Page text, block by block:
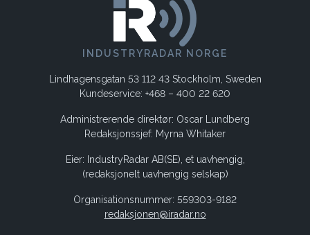
INDUSTRYRADAR NORGE
Lindhagensgatan 53 112 43 Stockholm, Sweden
Kundeservice: +468 – 400 22 620
Administrerende direktør: Oscar Lundberg
Redaksjonssjef: Myrna Whitaker
Eier: IndustryRadar AB(SE), et uavhengig,
(redaksjonelt uavhengig selskap)
Organisationsnummer: 559303-9182
redaksjonen@iradar.no